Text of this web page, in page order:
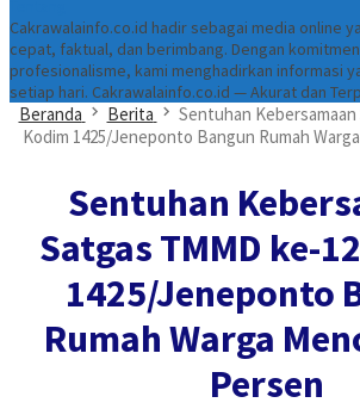
Cakrawalainfo.co.id hadir sebagai media online
cepat, faktual, dan berimbang. Dengan
profesionalisme, kami menghadirkan informasi
setiap hari. Cakrawalainfo.co.id — Akurat dan
Beranda Berita
Sentuhan
Kodim 1425/Jeneponto Bangun Rumah
Sentuhan
Satgas TMMD ke-
1425/Jeneponto
Rumah Warga
Persen